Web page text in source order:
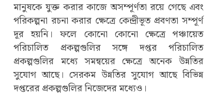
মানুষকে যুক্ত করার কাজে অসম্পূর্ণতা রয়ে গেছে এবং
পরিকল্পনা রচনা করার ক্ষেত্রে কেন্দ্রীভূত প্রবণতা সম্পূর্ণ
দূর হয়নি। ফলে কোনো কোনো ক্ষেত্রে পঞ্চায়েত
পরিচালিত প্রকল্পগুলির সঙ্গে দপ্তর পরিচালিত
প্রকল্পগুলির মধ্যে সমন্বয়ের ক্ষেত্রে অনেক উন্নতির
সুযোগ আছে। সেরকম উন্নতির সুযোগ আছে বিভিন্ন
দপ্তরের প্রকল্পগুলির নিজেদের মধ্যেও।